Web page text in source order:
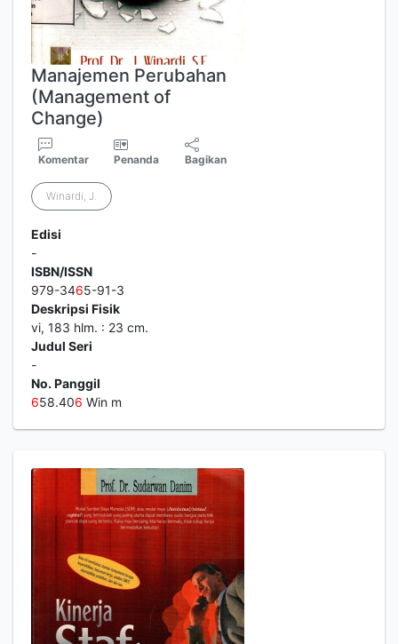
Manajemen Perubahan
(Management of
Change)
Komentar Penanda Bagikan
Winardi, J.
Edisi
-
ISBN/ISSN
979-3465-91-3
Deskripsi Fisik
vi, 183 hlm. : 23 cm.
Judul Seri
-
No. Panggil
658.406 Win m